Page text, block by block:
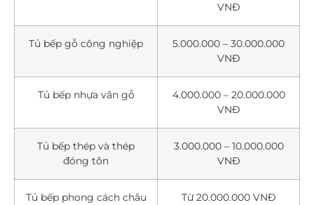
VNĐ
Tủ bếp gỗ công nghiệp
5.000.000 – 30.000.000
VNĐ
Tủ bếp nhựa vân gỗ
4.000.000 – 20.000.000
VNĐ
Tủ bếp thép và thép
đóng tôn
3.000.000 – 10.000.000
VNĐ
Tủ bếp phong cách châu
Từ 20.000.000 VNĐ